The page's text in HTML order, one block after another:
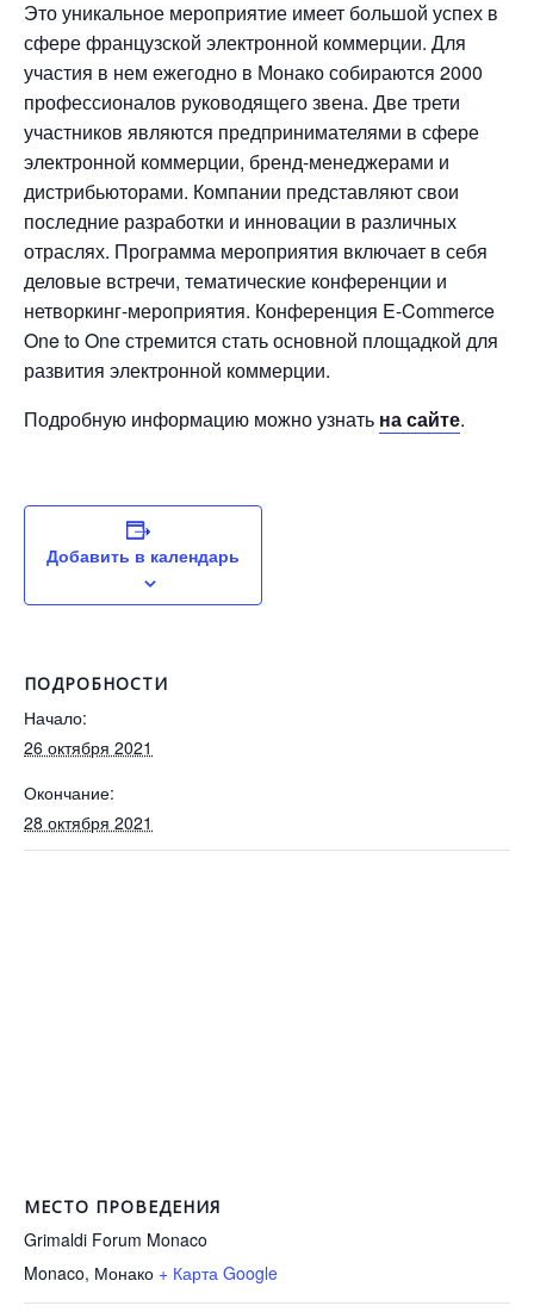
Это уникальное мероприятие имеет большой успех в
сфере французской электронной коммерции. Для
участия в нем ежегодно в Монако собираются 2000
профессионалов руководящего звена. Две трети
участников являются предпринимателями в сфере
электронной коммерции, бренд-менеджерами и
дистрибьюторами. Компании представляют свои
последние разработки и инновации в различных
отраслях. Программа мероприятия включает в себя
деловые встречи, тематические конференции и
нетворкинг-мероприятия. Конференция E-Commerce
One to One стремится стать основной площадкой для
развития электронной коммерции.
Подробную информацию можно узнать на сайте.
Добавить в календарь
ПОДРОБНОСТИ
Начало:
26 октября 2021
Окончание:
28 октября 2021
МЕСТО ПРОВЕДЕНИЯ
Grimaldi Forum Monaco
Monaco, Монако + Карта Google